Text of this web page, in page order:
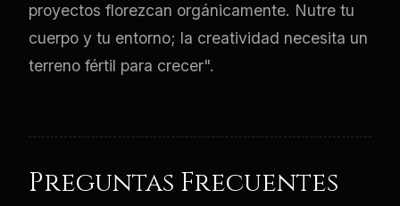
proyectos florezcan orgánicamente. Nutre tu
cuerpo y tu entorno; la creatividad necesita un
terreno fértil para crecer".
Preguntas Frecuentes